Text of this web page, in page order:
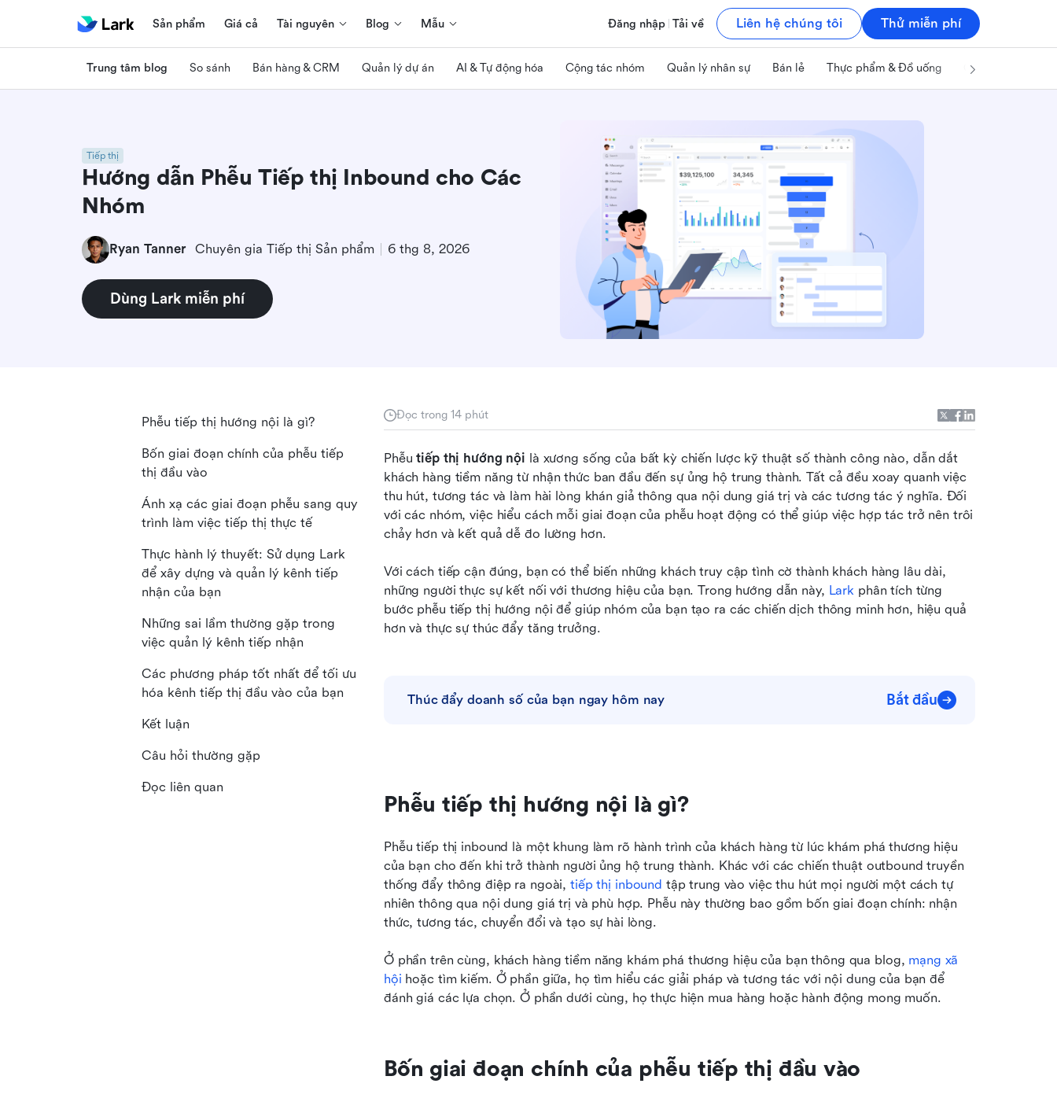
Sản phẩm Giá cả Tài nguyên Blog Mẫu Đăng nhập Tải về Liên hệ chúng tôi Thử miễn phí
Trung tâm blog So sánh Bán hàng & CRM Quản lý dự án AI & Tự động hóa Cộng tác nhóm Quản lý nhân sự Bán lẻ Thực phẩm & Đồ uống Công nghệ & IT
Tiếp thị
Hướng dẫn Phễu Tiếp thị Inbound cho Các
Nhóm
Ryan Tanner Chuyên gia Tiếp thị Sản phẩm 6 thg 8, 2026
Dùng Lark miễn phí
Đọc trong 14 phút
Phễu tiếp thị hướng nội là xương sống của bất kỳ chiến lược kỹ thuật số thành công nào, dẫn dắt
khách hàng tiềm năng từ nhận thức ban đầu đến sự ủng hộ trung thành. Tất cả đều xoay quanh việc
thu hút, tương tác và làm hài lòng khán giả thông qua nội dung giá trị và các tương tác ý nghĩa. Đối
với các nhóm, việc hiểu cách mỗi giai đoạn của phễu hoạt động có thể giúp việc hợp tác trở nên trôi
chảy hơn và kết quả dễ đo lường hơn.
Với cách tiếp cận đúng, bạn có thể biến những khách truy cập tình cờ thành khách hàng lâu dài,
những người thực sự kết nối với thương hiệu của bạn. Trong hướng dẫn này, Lark phân tích từng
bước phễu tiếp thị hướng nội để giúp nhóm của bạn tạo ra các chiến dịch thông minh hơn, hiệu quả
hơn và thực sự thúc đẩy tăng trưởng.
Thúc đẩy doanh số của bạn ngay hôm nay Bắt đầu
Phễu tiếp thị hướng nội là gì?
Phễu tiếp thị inbound là một khung làm rõ hành trình của khách hàng từ lúc khám phá thương hiệu
của bạn cho đến khi trở thành người ủng hộ trung thành. Khác với các chiến thuật outbound truyền
thống đẩy thông điệp ra ngoài, tiếp thị inbound tập trung vào việc thu hút mọi người một cách tự
nhiên thông qua nội dung giá trị và phù hợp. Phễu này thường bao gồm bốn giai đoạn chính: nhận
thức, tương tác, chuyển đổi và tạo sự hài lòng.
Ở phần trên cùng, khách hàng tiềm năng khám phá thương hiệu của bạn thông qua blog, mạng xã
hội hoặc tìm kiếm. Ở phần giữa, họ tìm hiểu các giải pháp và tương tác với nội dung của bạn để
đánh giá các lựa chọn. Ở phần dưới cùng, họ thực hiện mua hàng hoặc hành động mong muốn.
Bốn giai đoạn chính của phễu tiếp thị đầu vào
Phễu tiếp thị hướng nội là gì?
Bốn giai đoạn chính của phễu tiếp
thị đầu vào
Ánh xạ các giai đoạn phễu sang quy
trình làm việc tiếp thị thực tế
Thực hành lý thuyết: Sử dụng Lark
để xây dựng và quản lý kênh tiếp
nhận của bạn
Những sai lầm thường gặp trong
việc quản lý kênh tiếp nhận
Các phương pháp tốt nhất để tối ưu
hóa kênh tiếp thị đầu vào của bạn
Kết luận
Câu hỏi thường gặp
Đọc liên quan